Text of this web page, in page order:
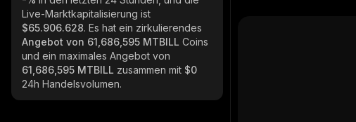
Live-Marktkapitalisierung ist
$65.906.628. Es hat ein zirkulierendes
Angebot von 61,686,595 MTBILL Coins
und ein maximales Angebot von
61,686,595 MTBILL zusammen mit $0
24h Handelsvolumen.